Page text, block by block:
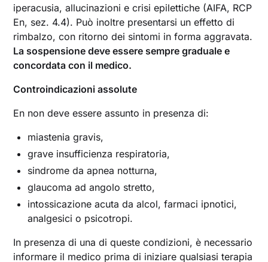
iperacusia, allucinazioni e crisi epilettiche (AIFA, RCP
En, sez. 4.4). Può inoltre presentarsi un effetto di
rimbalzo, con ritorno dei sintomi in forma aggravata.
La sospensione deve essere sempre graduale e
concordata con il medico.
Controindicazioni assolute
En non deve essere assunto in presenza di:
miastenia gravis,
grave insufficienza respiratoria,
sindrome da apnea notturna,
glaucoma ad angolo stretto,
intossicazione acuta da alcol, farmaci ipnotici,
analgesici o psicotropi.
In presenza di una di queste condizioni, è necessario
informare il medico prima di iniziare qualsiasi terapia